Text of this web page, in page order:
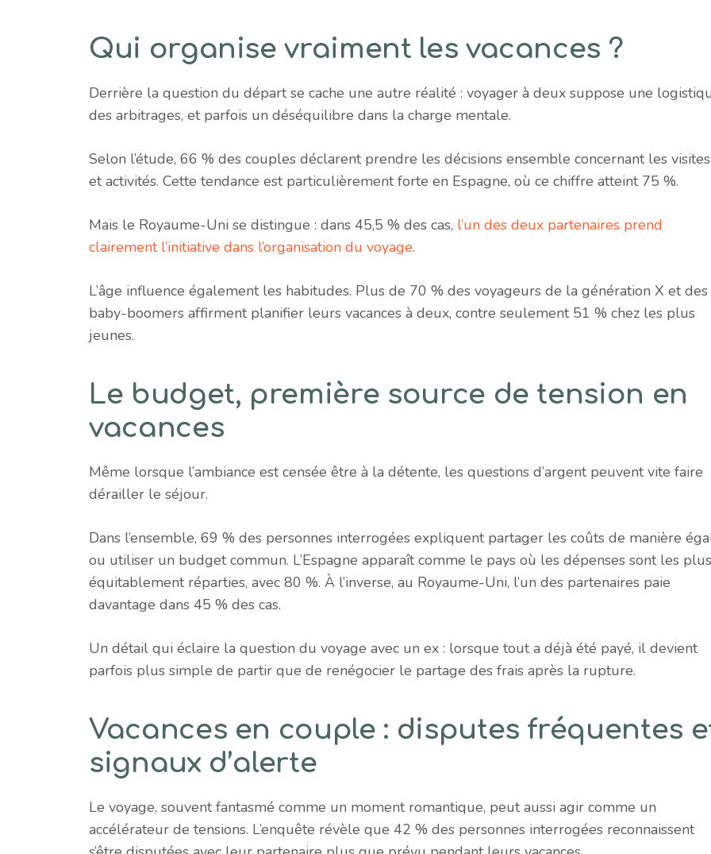
Qui organise vraiment les vacances ?
Derrière la question du départ se cache une autre réalité : voyager à deux suppose une
des arbitrages, et parfois un déséquilibre dans la charge mentale.
Selon l’étude, 66 % des couples déclarent prendre les décisions ensemble concernant les visites
et activités. Cette tendance est particulièrement forte en Espagne, où ce chiffre atteint 75 %.
Mais le Royaume-Uni se distingue : dans 45,5 % des cas, l’un des deux partenaires prend
clairement l’initiative dans l’organisation du voyage.
L’âge influence également les habitudes. Plus de 70 % des voyageurs de la génération X et des
baby-boomers affirment planifier leurs vacances à deux, contre seulement 51 % chez les plus
jeunes.
Le budget, première source de tension en
vacances
Même lorsque l’ambiance est censée être à la détente, les questions d’argent peuvent vite faire
dérailler le séjour.
Dans l’ensemble, 69 % des personnes interrogées expliquent partager les coûts de manière
ou utiliser un budget commun. L’Espagne apparaît comme le pays où les dépenses sont les plus
équitablement réparties, avec 80 %. À l’inverse, au Royaume-Uni, l’un des partenaires paie
davantage dans 45 % des cas.
Un détail qui éclaire la question du voyage avec un ex : lorsque tout a déjà été payé, il devient
parfois plus simple de partir que de renégocier le partage des frais après la rupture.
Vacances en couple : disputes fréquentes
signaux d’alerte
Le voyage, souvent fantasmé comme un moment romantique, peut aussi agir comme un
accélérateur de tensions. L’enquête révèle que 42 % des personnes interrogées reconnaissent